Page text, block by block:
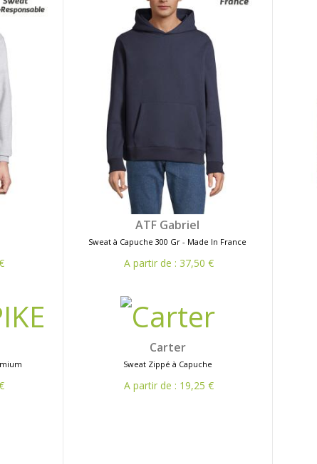
ATF Gabriel
Sweat à Capuche 300 Gr - Made In France
A partir de : 37,50 €
Carter
Sweat Zippé à Capuche
A partir de : 19,25 €